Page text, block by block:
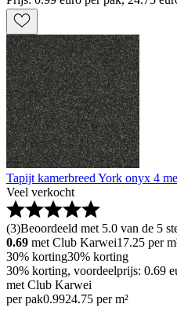
Tapijt kamerbreed York onyx 4
Veel verkocht
(3)Beoordeeld met 5.0 van de 5
0.69 met Club Karwei17.25 per
30% korting30% korting
30% korting, voordeelprijs: 0.69
met Club Karwei
per pak0.9924.75 per m²